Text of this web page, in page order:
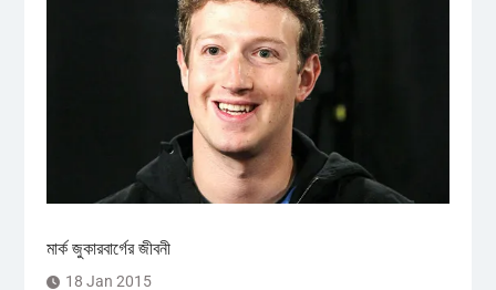
মার্ক জুকারবার্গের জীবনী
18 Jan 2015